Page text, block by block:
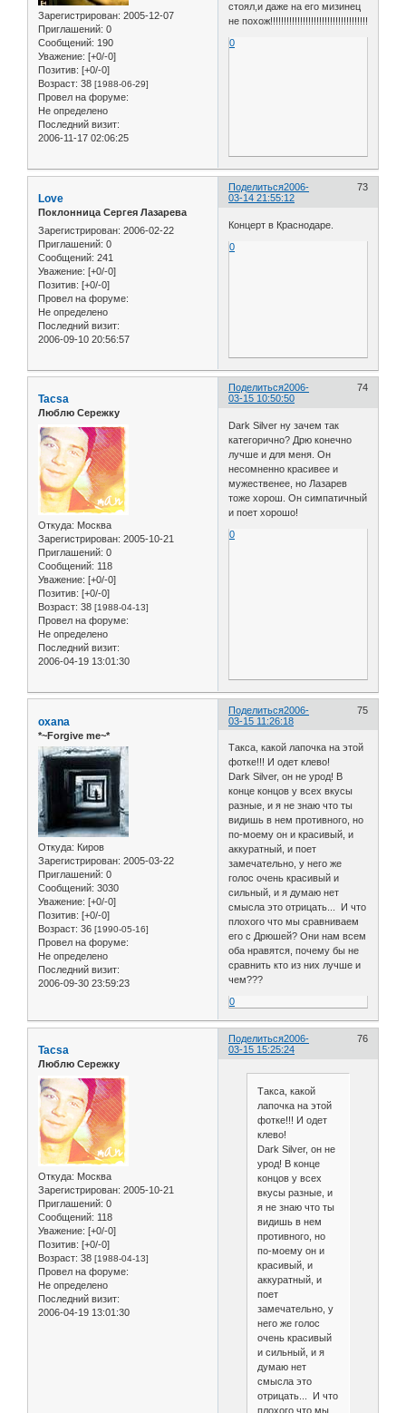
Зарегистрирован: 2005-12-07
Приглашений: 0
Сообщений: 190
Уважение: [+0/-0]
Позитив: [+0/-0]
Возраст: 38 [1988-06-29]
Провел на форуме:
Не определено
Последний визит:
2006-11-17 02:06:25
стоял,и даже на его мизинец
не похож!!!!!!!!!!!!!!!!!!!!!!!!!!!!!!!!!!!!
0
Поделиться 73
2006-
03-14 21:55:12
Love
Поклонница Сергея Лазарева
Зарегистрирован: 2006-02-22
Приглашений: 0
Сообщений: 241
Уважение: [+0/-0]
Позитив: [+0/-0]
Провел на форуме:
Не определено
Последний визит:
2006-09-10 20:56:57
Концерт в Краснодаре.
0
Поделиться 74
2006-
03-15 10:50:50
Tacsa
Люблю Сережку
Откуда: Москва
Зарегистрирован: 2005-10-21
Приглашений: 0
Сообщений: 118
Уважение: [+0/-0]
Позитив: [+0/-0]
Возраст: 38 [1988-04-13]
Провел на форуме:
Не определено
Последний визит:
2006-04-19 13:01:30
Dark Silver ну зачем так
категорично? Дрю конечно
лучше и для меня. Он
несомненно красивее и
мужественее, но Лазарев
тоже хорош. Он симпатичный
и поет хорошо!
0
Поделиться 75
2006-
03-15 11:26:18
oxana
*~Forgive me~*
Откуда: Киров
Зарегистрирован: 2005-03-22
Приглашений: 0
Сообщений: 3030
Уважение: [+0/-0]
Позитив: [+0/-0]
Возраст: 36 [1990-05-16]
Провел на форуме:
Не определено
Последний визит:
2006-09-30 23:59:23
Такса, какой лапочка на этой
фотке!!! И одет клево!
Dark Silver, он не урод! В
конце концов у всех вкусы
разные, и я не знаю что ты
видишь в нем противного, но
по-моему он и красивый, и
аккуратный, и поет
замечательно, у него же
голос очень красивый и
сильный, и я думаю нет
смысла это отрицать... И что
плохого что мы сравниваем
его с Дрюшей? Они нам всем
оба нравятся, почему бы не
сравнить кто из них лучше и
чем???
0
Поделиться 76
2006-
03-15 15:25:24
Tacsa
Люблю Сережку
Откуда: Москва
Зарегистрирован: 2005-10-21
Приглашений: 0
Сообщений: 118
Уважение: [+0/-0]
Позитив: [+0/-0]
Возраст: 38 [1988-04-13]
Провел на форуме:
Не определено
Последний визит:
2006-04-19 13:01:30
Такса, какой
лапочка на этой
фотке!!! И одет
клево!
Dark Silver, он не
урод! В конце
концов у всех
вкусы разные, и
я не знаю что ты
видишь в нем
противного, но
по-моему он и
красивый, и
аккуратный, и
поет
замечательно, у
него же голос
очень красивый
и сильный, и я
думаю нет
смысла это
отрицать... И что
плохого что мы